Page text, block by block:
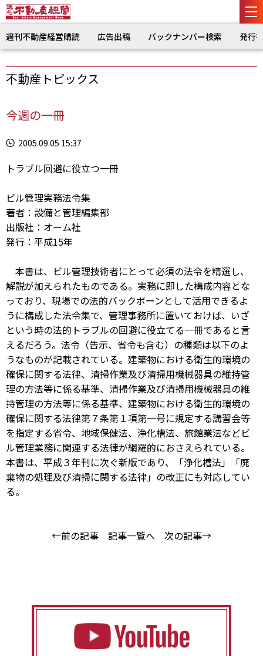
週刊不動産経営購読 広告出稿 バックナンバー検索 発行
不動産トピックス
今週の一冊
2005.09.05 15:37
トラブル回避に役立つ一冊
ビル管理実務法令集
著者：設備と管理編集部
出版社：オーム社
発行：平成15年
本書は、ビル管理技術者にとって必須の法令を精選し、
解説が加えられたものである。実務に即した構成内容とな
っており、現場での法的バックボーンとして活用できるよ
うに構成した法令集で、管理事務所に置いておけば、いざ
という時の法的トラブルの回避に役立てる一冊であると言
えるだろう。法令（告示、省令も含む）の種類は以下のよ
うなものが記載されている。建築物における衛生的環境の
確保に関する法律、清掃作業及び清掃用機械器具の維持管
理の方法等に係る基準、清掃作業及び清掃用機械器具の維
持管理の方法等に係る基準、建築物における衛生的環境の
確保に関する法律第７条第１項第一号に規定する講習会等
を指定する省令、地域保健法、浄化槽法、旅館業法などビ
ル管理業務に関連する法律が網羅的におさえられている。
本書は、平成３年刊に次ぐ新版であり、「浄化槽法」「廃
棄物の処理及び清掃に関する法律」の改正にも対応してい
る。
←前の記事 記事一覧へ 次の記事→